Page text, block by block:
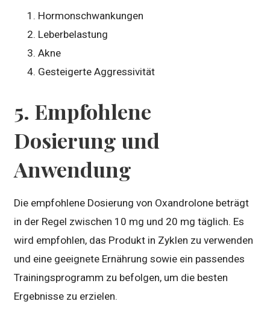
Hormonschwankungen
Leberbelastung
Akne
Gesteigerte Aggressivität
5. Empfohlene
Dosierung und
Anwendung
Die empfohlene Dosierung von Oxandrolone beträgt
in der Regel zwischen 10 mg und 20 mg täglich. Es
wird empfohlen, das Produkt in Zyklen zu verwenden
und eine geeignete Ernährung sowie ein passendes
Trainingsprogramm zu befolgen, um die besten
Ergebnisse zu erzielen.